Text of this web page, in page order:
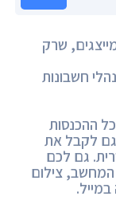
שרק
חשבונות
ההכנסות
לקבל את
גם לכם
צילום